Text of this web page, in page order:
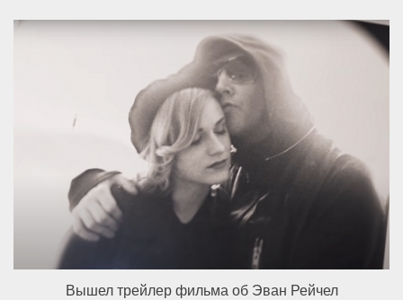
Вышел трейлер фильма об Эван Рейчел